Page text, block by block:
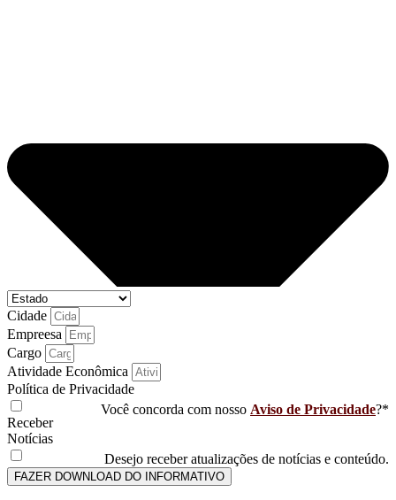
Cidade
Empreesa
Cargo
Atividade Econômica
Política de Privacidade
Você concorda com nosso Aviso de Privacidade?*
Receber
Notícias
Desejo receber atualizações de notícias e conteúdo.
FAZER DOWNLOAD DO INFORMATIVO